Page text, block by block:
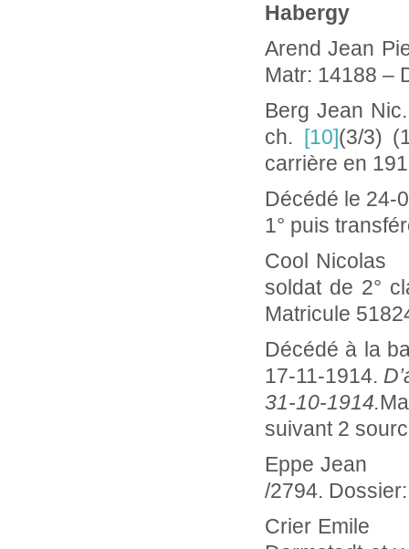
Habergy
Arend Jean
Matr: 14188 –
Berg Jean
ch. [10](3/3)
carrière en
Décédé le 24-
1° puis
Cool
soldat de 2°
Matricule
Décédé à la
17-11-1914.
31-10-1914.
suivant 2
Eppe Jean
/2794.
Crier